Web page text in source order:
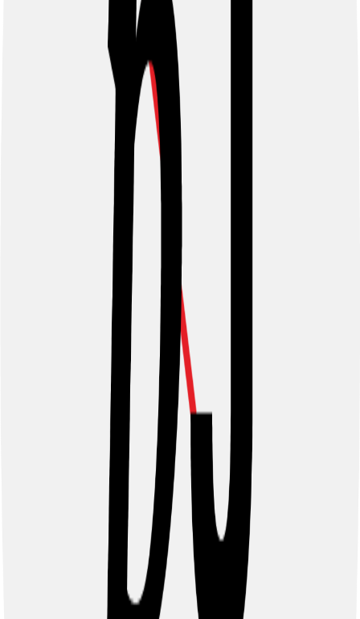
Histórico de Votaciones
Para que en los procesos de nombramiento en conocimiento del
Plenario se tengan por nulos los votos que se den a personas que no
hayan pasado por el filtro de la Comisión de Nombramientos
9 de diciembre de 2019